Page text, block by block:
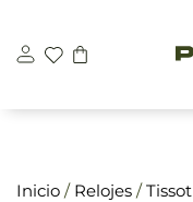
contenido
Inicio / Relojes /Tissot